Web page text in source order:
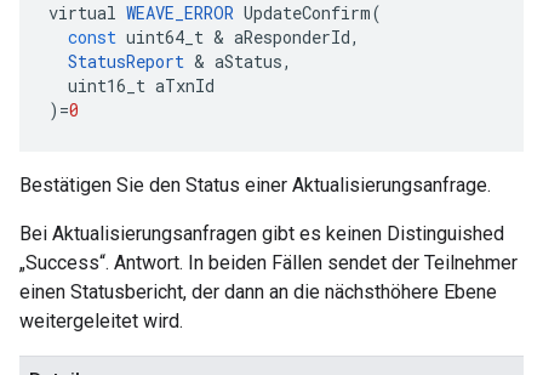
virtual WEAVE_ERROR UpdateConfirm(
const uint64_t & aResponderId,
StatusReport & aStatus,
uint16_t aTxnId
) =0
Bestätigen Sie den Status einer Aktualisierungsanfrage.
Bei Aktualisierungsanfragen gibt es keinen Distinguished
„Success“. Antwort. In beiden Fällen sendet der Teilnehmer
einen Statusbericht, der dann an die nächsthöhere Ebene
weitergeleitet wird.